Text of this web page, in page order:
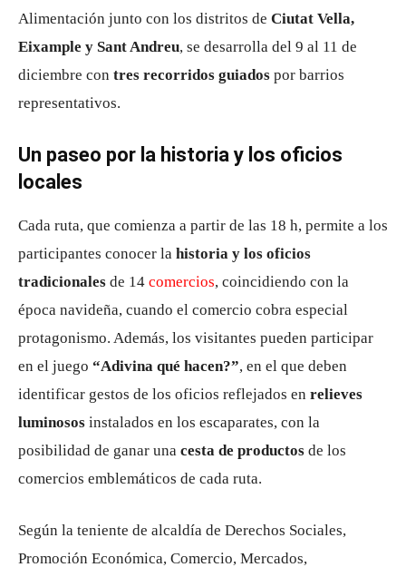
Alimentación junto con los distritos de Ciutat Vella,
Eixample y Sant Andreu, se desarrolla del 9 al 11 de
diciembre con tres recorridos guiados por barrios
representativos.
Un paseo por la historia y los oficios
locales
Cada ruta, que comienza a partir de las 18 h, permite a los
participantes conocer la historia y los oficios
tradicionales de 14 comercios, coincidiendo con la
época navideña, cuando el comercio cobra especial
protagonismo. Además, los visitantes pueden participar
en el juego “Adivina qué hacen?”, en el que deben
identificar gestos de los oficios reflejados en relieves
luminosos instalados en los escaparates, con la
posibilidad de ganar una cesta de productos de los
comercios emblemáticos de cada ruta.
Según la teniente de alcaldía de Derechos Sociales,
Promoción Económica, Comercio, Mercados,